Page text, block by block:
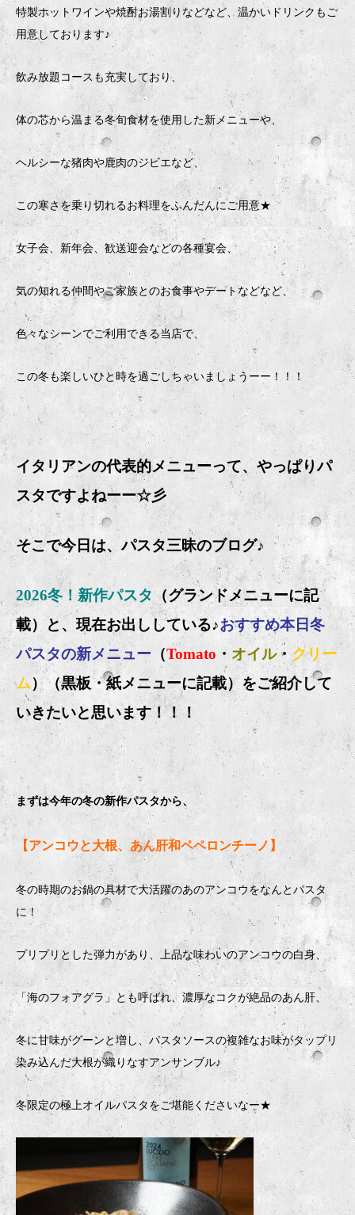
特製ホットワインや焼酎お湯割りなどなど、温かいドリンクもご
用意しております♪
飲み放題コースも充実しており、
体の芯から温まる冬旬食材を使用した新メニューや、
ヘルシーな猪肉や鹿肉のジビエなど、
この寒さを乗り切れるお料理をふんだんにご用意★
女子会、新年会、歓送迎会などの各種宴会、
気の知れる仲間やご家族とのお食事やデートなどなど、
色々なシーンでご利用できる当店で、
この冬も楽しいひと時を過ごしちゃいましょうーー！！！
イタリアンの代表的メニューって、やっぱりパ
スタですよねーー☆彡
そこで今日は、パスタ三昧のブログ♪
2026冬！新作パスタ（グランドメニューに記
載）と、現在お出ししている♪おすすめ本日冬
パスタの新メニュー （Tomato ・オイル・クリー
ム）（黒板・紙メニューに記載）をご紹介して
いきたいと思います！！！
まずは今年の冬の新作パスタから、
【アンコウと大根、あん肝和ペペロンチーノ】
冬の時期のお鍋の具材で大活躍のあのアンコウをなんとパスタ
に！
プリプリとした弾力があり、上品な味わいのアンコウの白身、
「海のフォアグラ」とも呼ばれ、濃厚なコクが絶品のあん肝、
冬に甘味がグーンと増し、パスタソースの複雑なお味がタップリ
染み込んだ大根が織りなすアンサンブル♪
冬限定の極上オイルパスタをご堪能くださいなー★